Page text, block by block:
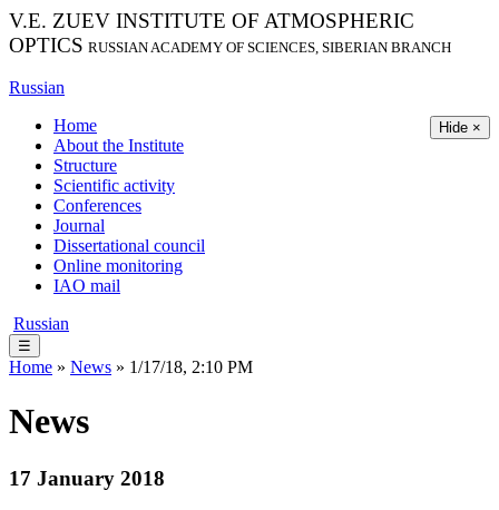
V.E. ZUEV INSTITUTE OF ATMOSPHERIC
OPTICS RUSSIAN ACADEMY OF SCIENCES, SIBERIAN BRANCH
Russian
Hide ×
Home
About the Institute
Structure
Scientific activity
Conferences
Journal
Dissertational council
Online monitoring
IAO mail
Russian
☰
Home » News » 1/17/18, 2:10 PM
News
17 January 2018